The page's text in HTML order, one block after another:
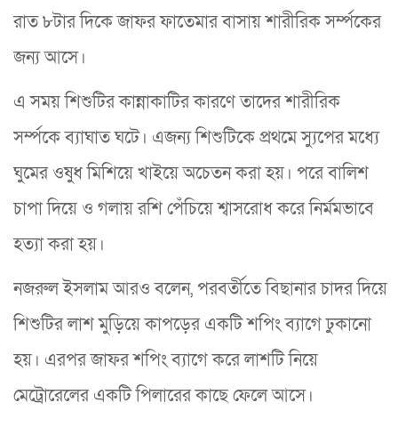
রাত ৮টার দিকে জাফর ফাতেমার বাসায় শারীরিক সর্ম্পকের
জন্য আসে।
এ সময় শিশুটির কান্নাকাটির কারণে তাদের শারীরিক
সর্ম্পকে ব্যাঘাত ঘটে। এজন্য শিশুটিকে প্রথমে স্যুপের মধ্যে
ঘুমের ওষুধ মিশিয়ে খাইয়ে অচেতন করা হয়। পরে বালিশ
চাপা দিয়ে ও গলায় রশি পেঁচিয়ে শ্বাসরোধ করে নির্মমভাবে
হত্যা করা হয়।
নজরুল ইসলাম আরও বলেন, পরবর্তীতে বিছানার চাদর দিয়ে
শিশুটির লাশ মুড়িয়ে কাপড়ের একটি শপিং ব্যাগে ঢুকানো
হয়। এরপর জাফর শপিং ব্যাগে করে লাশটি নিয়ে
মেট্রোরেলের একটি পিলারের কাছে ফেলে আসে।